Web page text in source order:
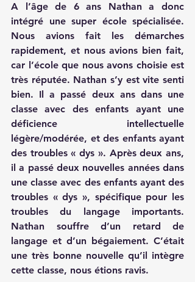
A l’âge de 6 ans Nathan a donc
intégré une super école spécialisée.
Nous avions fait les démarches
rapidement, et nous avions bien fait,
car l’école que nous avons choisie est
très réputée. Nathan s’y est vite senti
bien. Il a passé deux ans dans une
classe avec des enfants ayant une
déficience intellectuelle
légère/modérée, et des enfants ayant
des troubles « dys ». Après deux ans,
il a passé deux nouvelles années dans
une classe avec des enfants ayant des
troubles « dys », spécifique pour les
troubles du langage importants.
Nathan souffre d’un retard de
langage et d’un bégaiement. C’était
une très bonne nouvelle qu’il intègre
cette classe, nous étions ravis.